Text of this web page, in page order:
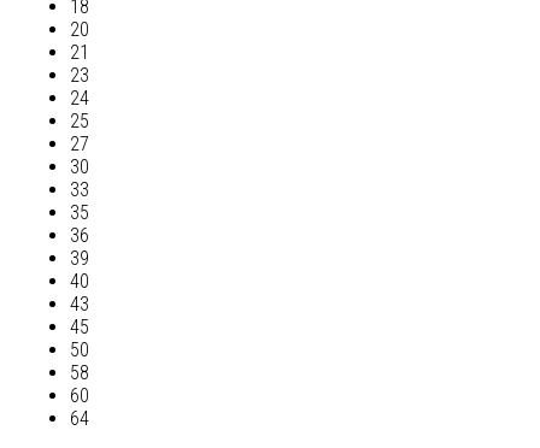
18
20
21
23
24
25
27
30
33
35
36
39
40
43
45
50
58
60
64